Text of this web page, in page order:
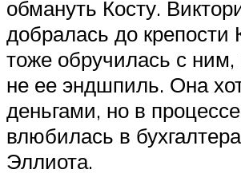
обмануть Косту.
добралась до крепости
тоже обручилась с
не ее эндшпиль. Она
деньгами, но в процессе
влюбилась в
Эллиота.